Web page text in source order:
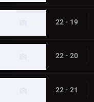
22 - 19
22 - 20
22 - 21